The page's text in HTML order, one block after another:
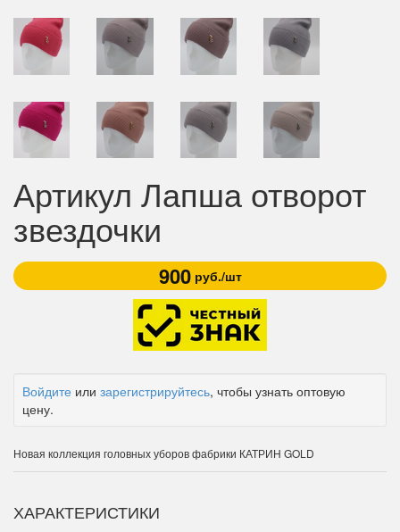
Артикул Лапша отворот
звездочки
900руб./шт
Войдите или зарегистрируйтесь, чтобы узнать оптовую
цену.
Новая коллекция головных уборов фабрики КАТРИН GOLD
ХАРАКТЕРИСТИКИ